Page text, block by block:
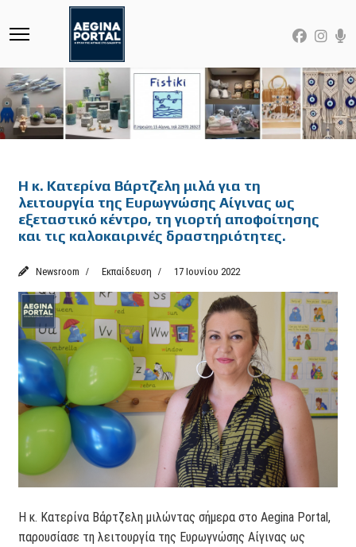
Η κ. Κατερίνα Βάρτζελη μιλά για τη
λειτουργία της Ευρωγνώσης Αίγινας ως
εξεταστικό κέντρο, τη γιορτή αποφοίτησης
και τις καλοκαιρινές δραστηριότητες.
Newsroom Εκπαίδευση 17 Ιουνίου 2022
Η κ. Κατερίνα Βάρτζελη μιλώντας σήμερα στο Aegina Portal,
παρουσίασε τη λειτουργία της Ευρωγνώσης Αίγινας ως